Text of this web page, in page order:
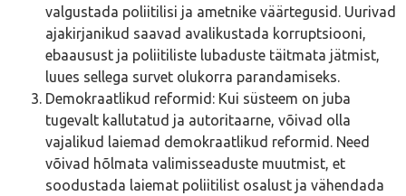
valgustada poliitilisi ja ametnike väärtegusid. Uurivad
ajakirjanikud saavad avalikustada korruptsiooni,
ebaausust ja poliitiliste lubaduste täitmata jätmist,
luues sellega survet olukorra parandamiseks.
Demokraatlikud reformid: Kui süsteem on juba
tugevalt kallutatud ja autoritaarne, võivad olla
vajalikud laiemad demokraatlikud reformid. Need
võivad hõlmata valimisseaduste muutmist, et
soodustada laiemat poliitilist osalust ja vähendada